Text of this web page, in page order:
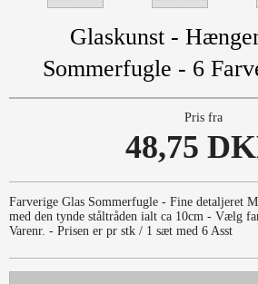
Glaskunst -
Sommerfugle - 6
Pris fra
48,75
Farverige Glas Sommerfugle - Fine detaljeret
med den tynde ståltråden ialt ca 10cm - Vælg
Varenr. - Prisen er pr stk / 1 sæt med 6 Asst